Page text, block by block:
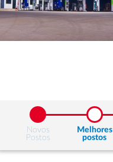
Novos
Postos
Melhores
postos